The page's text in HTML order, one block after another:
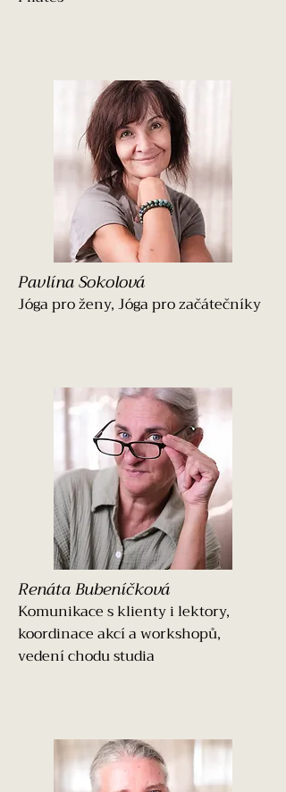
Pavlína Sokolová
Jóga pro ženy, Jóga pro začátečníky
Renáta Bubeníčková
Komunikace s klienty i lektory,
koordinace akcí a workshopů,
vedení chodu studia